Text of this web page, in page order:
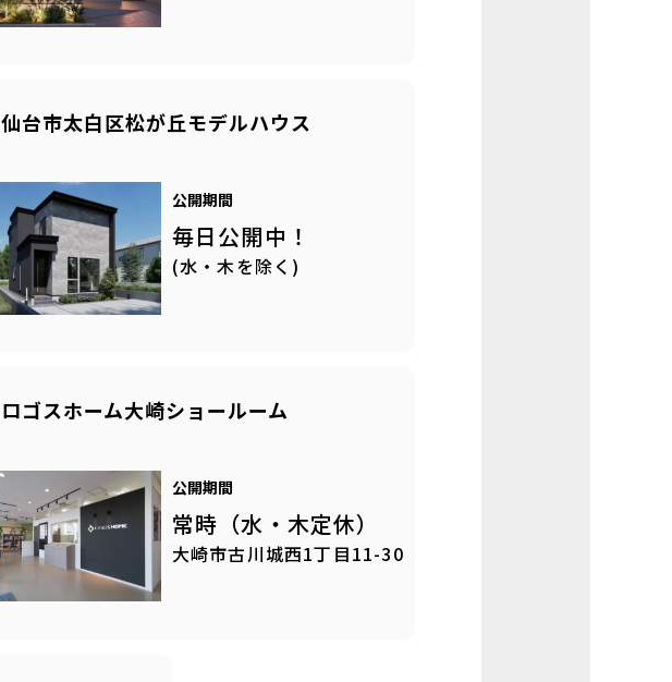
仙台市太白区松が丘モデルハウス
公開期間
毎日公開中！
(水・木を除く)
ロゴスホーム大崎ショールーム
公開期間
常時（水・木定休）
大崎市古川城西1丁目11-30